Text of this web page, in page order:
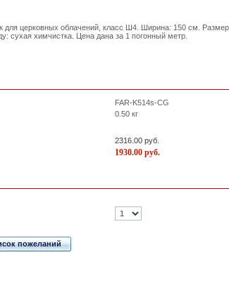
для церковных облачений, класс Ш4. Ширина: 150 см.
сухая химчистка. Цена дана за 1 погонный метр.
FAR-K514s-CG
0.50 кг
2316.00 руб.
1930.00 руб.
пожеланий